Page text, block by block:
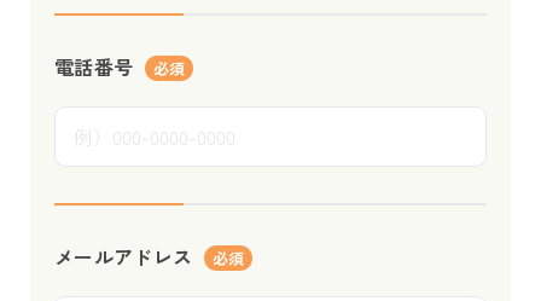
電話番号 必須
メールアドレス 必須